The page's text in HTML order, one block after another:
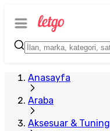
Anasayfa
Araba
Aksesuar & Tuning
Plus Satıcı